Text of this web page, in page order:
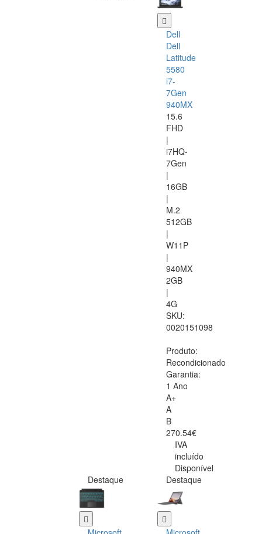
Dell
Dell
Latitude
5580
i7-
7Gen
940MX
15.6
FHD
|
i7HQ-
7Gen
|
16GB
|
M.2
512GB
|
W11P
|
940MX
2GB
|
4G
SKU:
0020151098
Produto:
Recondicionado
Garantia:
1 Ano
A+
A
B
270.54€
IVA
incluído
Disponível
Destaque
Destaque